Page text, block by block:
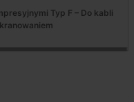
Typ F – Do kabli